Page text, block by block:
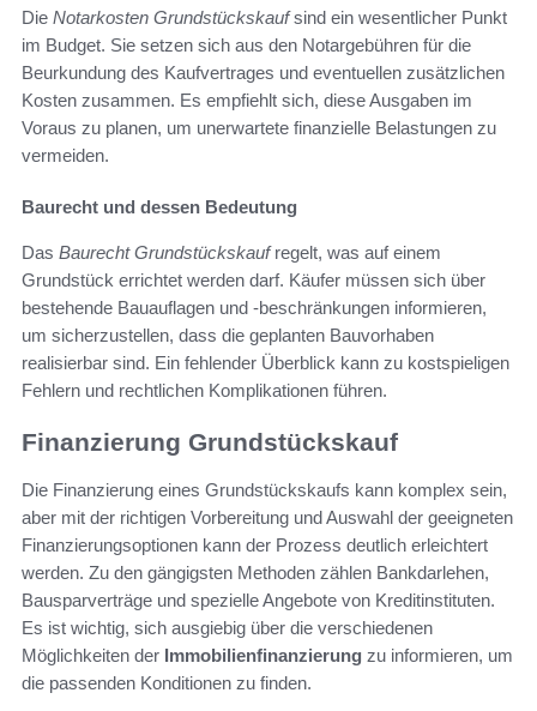
Die Notarkosten Grundstückskaufsind ein wesentlicher Punkt
im Budget. Sie setzen sich aus den Notargebühren für die
Beurkundung des Kaufvertrages und eventuellen zusätzlichen
Kosten zusammen. Es empfiehlt sich, diese Ausgaben im
Voraus zu planen, um unerwartete finanzielle Belastungen zu
vermeiden.
Baurecht und dessen Bedeutung
Das Baurecht Grundstückskaufregelt, was auf einem
Grundstück errichtet werden darf. Käufer müssen sich über
bestehende Bauauflagen und -beschränkungen informieren,
um sicherzustellen, dass die geplanten Bauvorhaben
realisierbar sind. Ein fehlender Überblick kann zu kostspieligen
Fehlern und rechtlichen Komplikationen führen.
Finanzierung Grundstückskauf
Die Finanzierung eines Grundstückskaufs kann komplex sein,
aber mit der richtigen Vorbereitung und Auswahl der geeigneten
Finanzierungsoptionen kann der Prozess deutlich erleichtert
werden. Zu den gängigsten Methoden zählen Bankdarlehen,
Bausparverträge und spezielle Angebote von Kreditinstituten.
Es ist wichtig, sich ausgiebig über die verschiedenen
Möglichkeiten der Immobilienfinanzierung zu informieren, um
die passenden Konditionen zu finden.